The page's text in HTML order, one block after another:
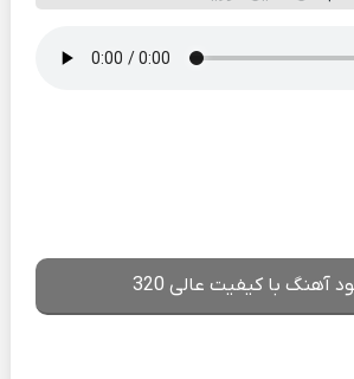
آهنگ با کیفیت عالی 320